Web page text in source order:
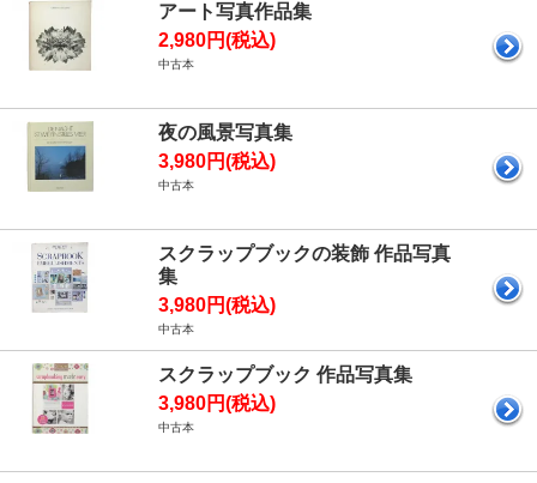
アート写真作品集
2,980円(税込)
中古本
夜の風景写真集
3,980円(税込)
中古本
スクラップブックの装飾 作品写真
集
3,980円(税込)
中古本
スクラップブック 作品写真集
3,980円(税込)
中古本